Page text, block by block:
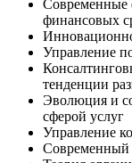
Современные
финансовых
Управление
тенденции
Эволюция и
сферой услуг
Управление
Современный